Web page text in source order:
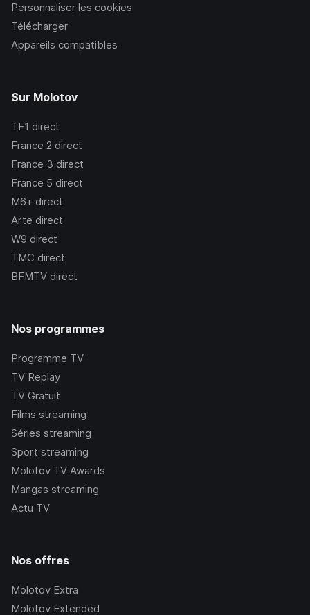
Personnaliser les cookies
Télécharger
Appareils compatibles
Sur Molotov
TF1 direct
France 2 direct
France 3 direct
France 5 direct
M6+ direct
Arte direct
W9 direct
TMC direct
BFMTV direct
Nos programmes
Programme TV
TV Replay
TV Gratuit
Films streaming
Séries streaming
Sport streaming
Molotov TV Awards
Mangas streaming
Actu TV
Nos offres
Molotov Extra
Molotov Extended